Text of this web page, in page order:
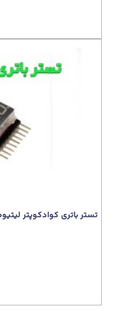
تستر باتری کوادکوپتر